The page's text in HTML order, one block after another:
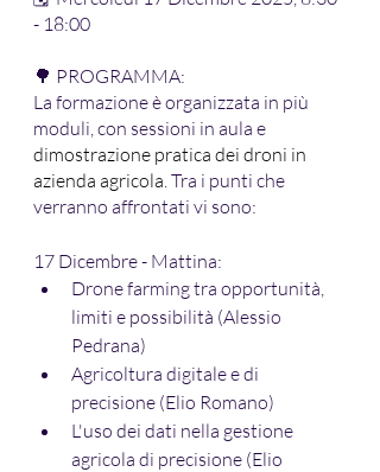
- 18:00
🌳 PROGRAMMA:
La formazione è organizzata in più
moduli, con sessioni in aula e
dimostrazione pratica dei droni in
azienda agricola . Tra i punti che
verranno affrontati vi sono:
17 Dicembre - Mattina:
Drone farming tra opportunità,
limiti e possibilità (Alessio
Pedrana)
Agricoltura digitale e di
precisione (Elio Romano)
L'uso dei dati nella gestione
agricola di precisione (Elio